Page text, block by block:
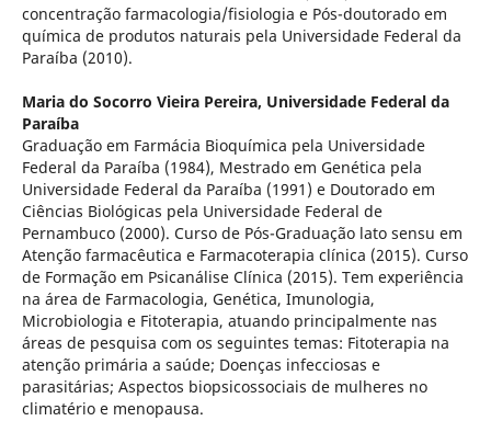
concentração farmacologia/fisiologia e Pós-doutorado em
química de produtos naturais pela Universidade Federal da
Paraíba (2010).
Maria do Socorro Vieira Pereira, Universidade Federal da
Paraíba
Graduação em Farmácia Bioquímica pela Universidade
Federal da Paraíba (1984), Mestrado em Genética pela
Universidade Federal da Paraíba (1991) e Doutorado em
Ciências Biológicas pela Universidade Federal de
Pernambuco (2000). Curso de Pós-Graduação lato sensu em
Atenção farmacêutica e Farmacoterapia clínica (2015). Curso
de Formação em Psicanálise Clínica (2015). Tem experiência
na área de Farmacologia, Genética, Imunologia,
Microbiologia e Fitoterapia, atuando principalmente nas
áreas de pesquisa com os seguintes temas: Fitoterapia na
atenção primária a saúde; Doenças infecciosas e
parasitárias; Aspectos biopsicossociais de mulheres no
climatério e menopausa.